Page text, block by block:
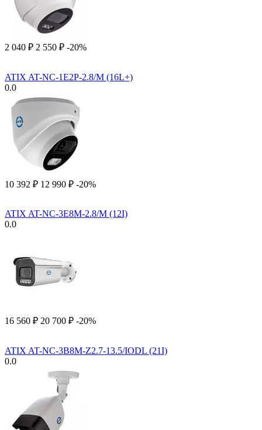
2 040 ₽ 2 550 ₽ -20%
ATIX AT-NC-1E2P-2.8/M (16L+)
0.0
10 392 ₽ 12 990 ₽ -20%
ATIX AT-NC-3E8M-2.8/M (12I)
0.0
16 560 ₽ 20 700 ₽ -20%
ATIX AT-NC-3B8M-Z2.7-13.5/IODL (21I)
0.0